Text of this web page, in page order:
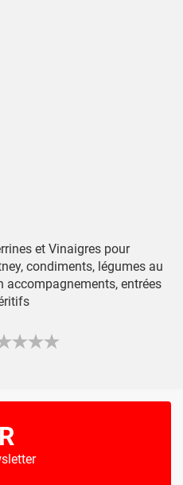
et Vinaigres pour
condiments, légumes au
accompagnements, entrées